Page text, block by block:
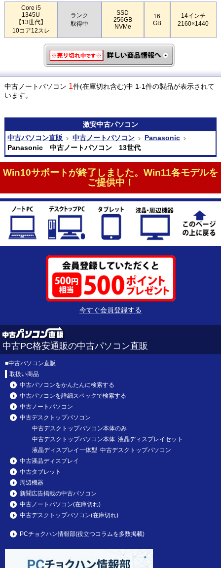
Core i5
1345U
【13世代】
10コア12スレ
ランク
取得中
SSD
256GB
NVMe
16
GB
14インチ
2160×1440
中古ノートパソコン 1件(在庫切れ含む)中 1-1件の製品が表示されて
います。
激安中古パソコン
中古パソコン直販
中古ノートパソコン
Panasonic
Panasonic 中古ノートパソコン 13世代
Win10サポートが終了しました。Win11各モデルを
ご提供中！
今すぐ会員登録する
中古PC格安通販の中古パソコン直販
■中古パソコン直販
取扱い商品
中古パソコンをかんたんに検索する
中古パソコンを詳細スペックで検索する
中古ノートパソコン
中古デスクトップパソコン
中古デスクトップパソコン本体のみ
中古デスクトップパソコン本体 液晶ディスプレイセット
液晶ディスプレイ一体型 中古デスクトップパソコン
中古液晶ディスプレイ
中古タブレット
周辺機器
新聞広告掲載の中古パソコン
中古ノートパソコン(在庫切れ)
中古デスクトップパソコン(在庫切れ)
PCチョクハン情報部(役立つコラムを多数掲載)